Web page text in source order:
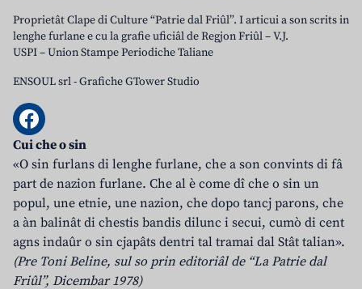
Proprietât Clape di Culture “Patrie dal Friûl”. I articui a son scrits in
lenghe furlane e cu la grafie uficiâl de Regjon Friûl – V.J.
USPI – Union Stampe Periodiche Taliane
ENSOUL srl-Grafiche GTower Studio
Cui che o sin
«O sin furlans di lenghe furlane, che a son convints di fâ
part de nazion furlane. Che al è come dî che o sin un
popul, une etnie, une nazion, che dopo tancj parons, che
a àn balinât di chestis bandis dilunc i secui, cumò di cent
agns indaûr o sin cjapâts dentri tal tramai dal Stât talian».
(Pre Toni Beline, sul so prin editoriâl de “La Patrie dal
Friûl”, Dicembar 1978)